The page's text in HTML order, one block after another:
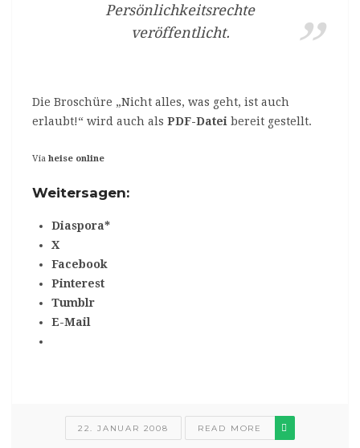
Persönlichkeitsrechte
veröffentlicht.
Die Broschüre „Nicht alles, was geht, ist auch
erlaubt!“ wird auch als PDF-Datei bereit gestellt.
Via heise online
Weitersagen:
Diaspora*
X
Facebook
Pinterest
Tumblr
E-Mail
22. JANUAR 2008 READ MORE